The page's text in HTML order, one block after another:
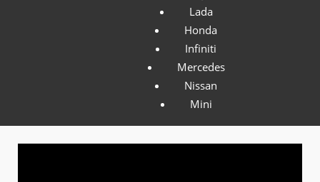
Lada
Honda
Infiniti
Mercedes
Nissan
Mini
г. Санкт-Петербург ул. Кирилловская, д. 5
Контакты
Телефоны:
+7 (499) 649-22-92;
+7 (909) 695-88-69
E-mail: avtoaliance.ru@yandex.ru